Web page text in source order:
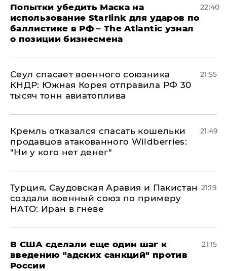
Попытки убедить Маска на
использование Starlink для ударов по
баллистике в РФ – The Atlantic узнал
о позиции бизнесмена
22:40
​Сеул спасает военного союзника
КНДР: Южная Корея отправила РФ 30
тысяч тонн авиатоплива
21:55
Кремль отказался спасать кошельки
продавцов атакованного Wildberries:
"Ни у кого нет денег"
21:49
Турция, Саудовская Аравия и Пакистан
создали военный союз по примеру
НАТО: Иран в гневе
21:19
В США сделали еще один шаг к
введению "адских санкций" против
России
21:15